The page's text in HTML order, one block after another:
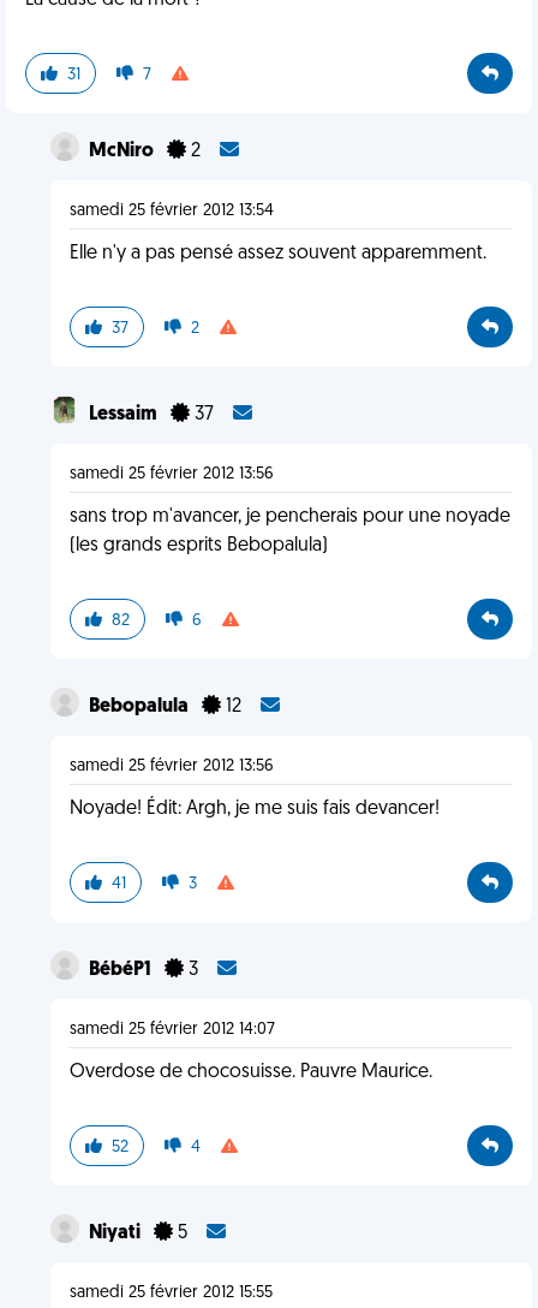
31 7
McNiro 2
samedi 25 février 2012 13:54
Elle n'y a pas pensé assez souvent apparemment.
37 2
Lessaim 37
samedi 25 février 2012 13:56
sans trop m'avancer, je pencherais pour une noyade
(les grands esprits Bebopalula)
82 6
Bebopalula 12
samedi 25 février 2012 13:56
Noyade! Édit: Argh, je me suis fais devancer!
41 3
BébéP1 3
samedi 25 février 2012 14:07
Overdose de chocosuisse. Pauvre Maurice.
52 4
Niyati 5
samedi 25 février 2012 15:55